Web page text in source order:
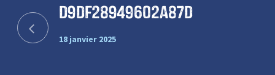
d9df28949602a87d
18 janvier 2025